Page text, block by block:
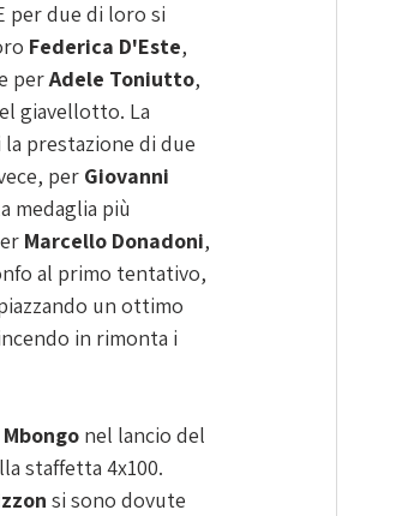
per due di loro si
Federica D'Este,
per Adele Toniutto,
giavellotto. La
prestazione di due
per Giovanni
medaglia più
Marcello Donadoni,
al primo tentativo,
un ottimo
in rimonta i
nel lancio del
staffetta 4x100.
si sono dovute